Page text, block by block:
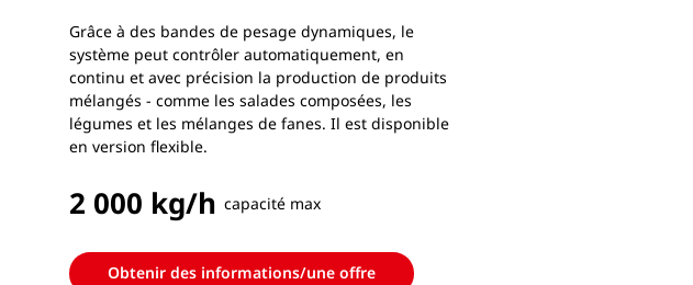
Grâce à des bandes de pesage dynamiques, le
système peut contrôler automatiquement, en
continu et avec précision la production de produits
mélangés - comme les salades composées, les
légumes et les mélanges de fanes. Il est disponible
en version flexible.
2 000 kg/h capacité max
Obtenir des informations/une offre